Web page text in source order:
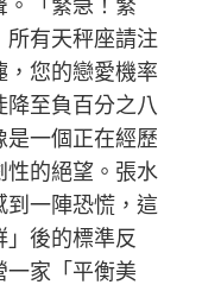
。「緊急！緊
所有天秤座請注
，您的戀愛機率
至負百分之八
是一個正在經歷
性的絕望。張水
一陣恐慌，這
」後的標準反
一家「平衡美